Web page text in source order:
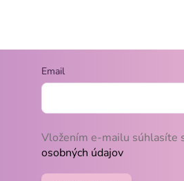
Email
Vložením e-mailu súhlasíte
osobných údajov